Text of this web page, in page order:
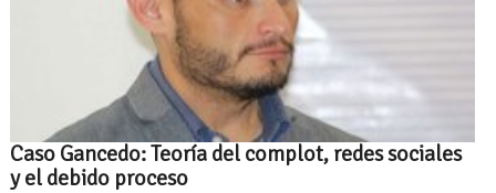
Caso Gancedo: Teoría del complot, redes sociales
y el debido proceso